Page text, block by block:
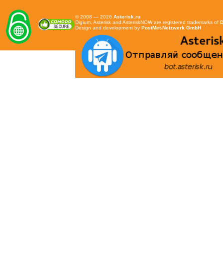
© 2008 — 2026 Asterisk.ru
Digium, Asterisk and AsteriskNOW are registered trademarks of
Design and development by PostMet-Netzwerk GmbH